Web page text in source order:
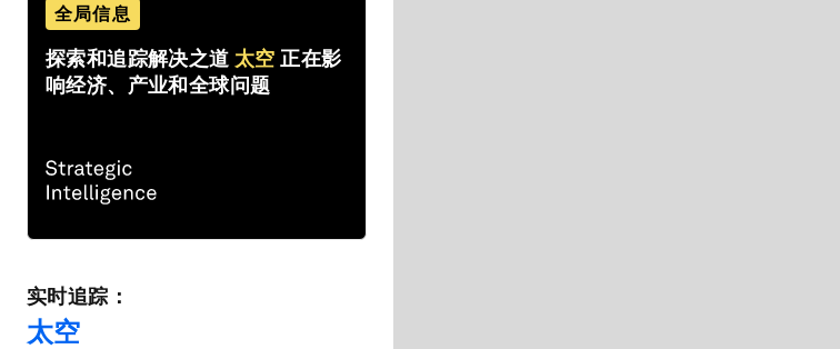
全局信息
探索和追踪解决之道 太空 正在影
响经济、产业和全球问题
实时追踪：
太空